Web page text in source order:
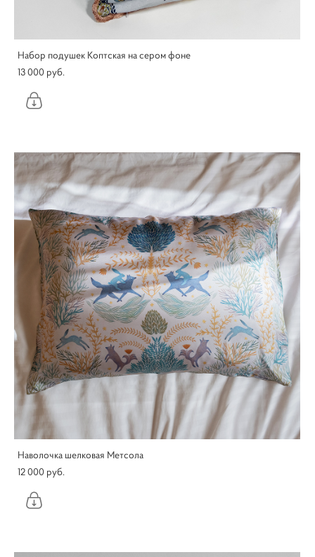
Набор подушек Коптская на сером фоне
13 000 pуб.
Наволочка шелковая Метсола
12 000 pуб.